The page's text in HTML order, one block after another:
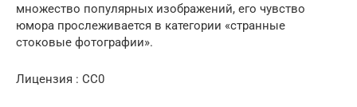
множество популярных изображений, его чувство
юмора прослеживается в категории «странные
стоковые фотографии».
Лицензия : CC0